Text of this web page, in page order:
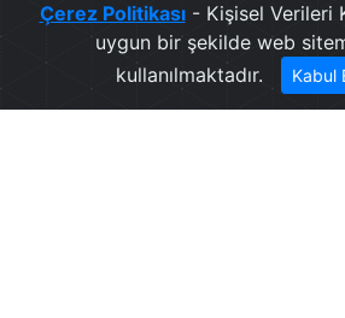
Çerez Politikası- Kişisel Verileri
uygun bir şekilde web
kullanılmaktadır.
Kabul